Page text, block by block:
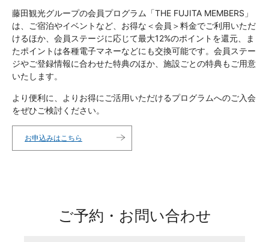
藤田観光グループの会員プログラム「THE FUJITA MEMBERS」
は、ご宿泊やイベントなど、お得な＜会員＞料金でご利用いただ
けるほか、会員ステージに応じて最大12%のポイントを還元、ま
たポイントは各種電子マネーなどにも交換可能です。会員ステー
ジやご登録情報に合わせた特典のほか、施設ごとの特典もご用意
いたします。
より便利に、よりお得にご活用いただけるプログラムへのご入会
をぜひご検討ください。
お申込みはこちら
ご予約・お問い合わせ